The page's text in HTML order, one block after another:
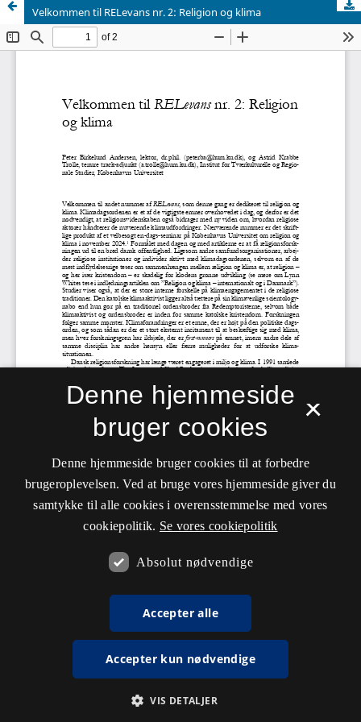
Velkommen til RELevans nr. 2: Religion og klima
×
Denne hjemmeside
bruger cookies
Denne hjemmeside bruger cookies til at forbedre
brugeroplevelsen. Ved at bruge vores hjemmeside giver du
samtykke til alle cookies i overensstemmelse med vores
cookiepolitik. Se vores cookiepolitik
Absolut nødvendige
Accepter alle
Accepter kun nødvendige
VIS DETALJER